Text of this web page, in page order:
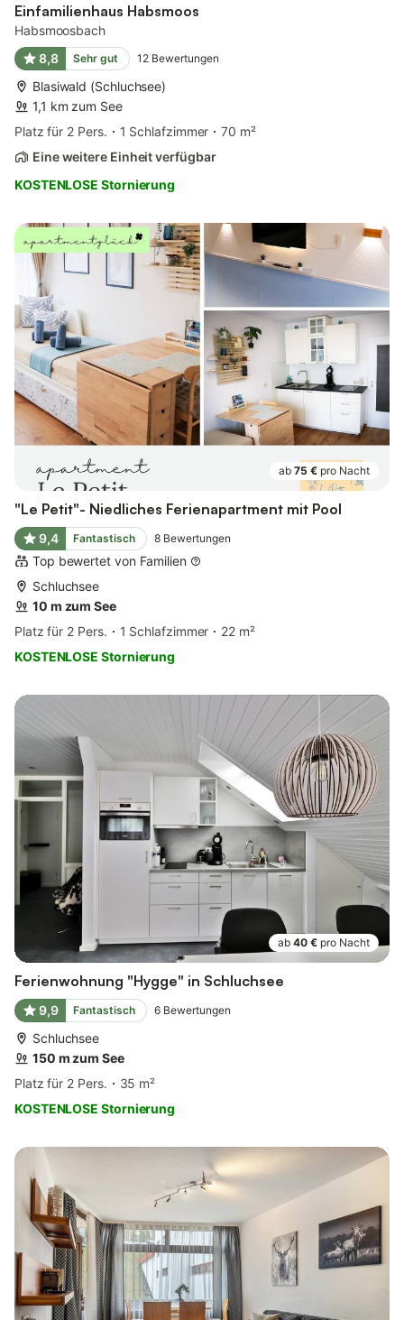
Einfamilienhaus Habsmoos
Habsmoosbach
8,8
Sehr gut 12 Bewertungen
Blasiwald (Schluchsee)
1,1 km zum See
Platz für 2 Pers.
1 Schlafzimmer
70 m²
Eine weitere Einheit verfügbar
KOSTENLOSE Stornierung
ab 75 € pro Nacht
"Le Petit"- Niedliches Ferienapartment mit Pool
9,4 Fantastisch 8 Bewertungen
Top bewertet von Familien
Schluchsee
10 m zum See
Platz für 2 Pers.
1 Schlafzimmer
22 m²
KOSTENLOSE Stornierung
ab 40 € pro Nacht
Ferienwohnung "Hygge" in Schluchsee
9,9 Fantastisch 6 Bewertungen
Schluchsee
150 m zum See
Platz für 2 Pers.
35 m²
KOSTENLOSE Stornierung